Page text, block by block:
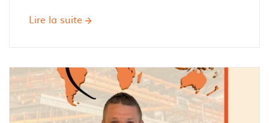
Lire la suitesur
𝗙𝗘𝗡𝗦𝗧𝗘𝗥𝗕𝗔𝗨
𝗙𝗥𝗢𝗡𝗧𝗔𝗟𝗘
𝟮𝟬𝟮𝟲!